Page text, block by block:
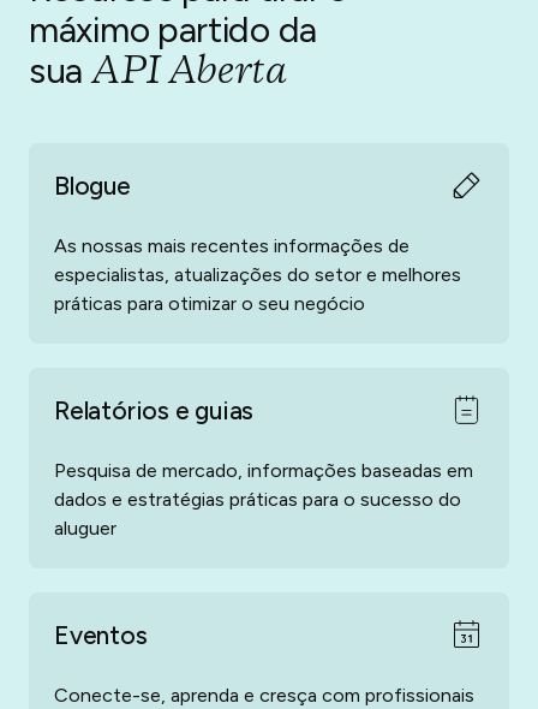
pagamento, plataformas de automatização residencial,
melhoradores da experiência do hóspede, soluções de
limpeza e manutenção, sistemas de entrada sem chave,
serviços jurídicos e muito mais. Tem algo mais em
integradas com o seu painel de gestão de propriedades
graças à nossa funcionalidade de API aberta.
máximo partido da
suaAPI Aberta
Blogue
As nossas mais recentes informações de
especialistas, atualizações do setor e melhores
práticas para otimizar o seu negócio
Relatórios e guias
Pesquisa de mercado, informações baseadas em
dados e estratégias práticas para o sucesso do
aluguer
Eventos
Conecte-se, aprenda e cresça com profissionais